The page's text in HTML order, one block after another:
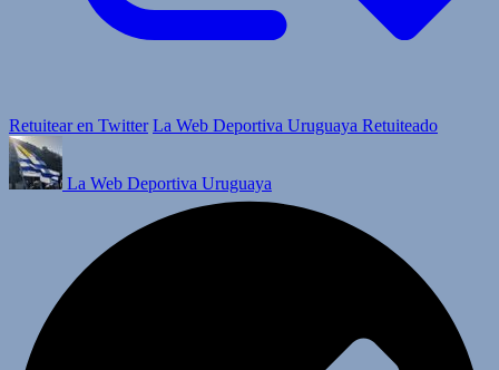
Retuitear en Twitter La Web Deportiva Uruguaya Retuiteado
La Web Deportiva Uruguaya